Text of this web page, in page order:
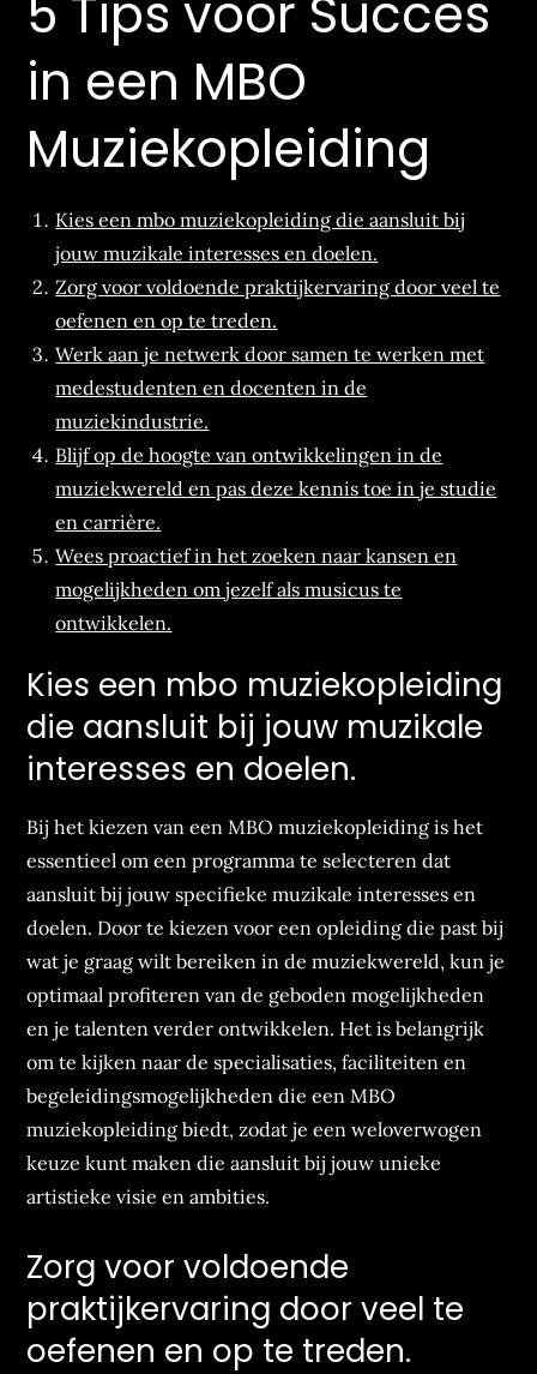
5 Tips voor Succes
in een MBO
Muziekopleiding
Kies een mbo muziekopleiding die aansluit bij
jouw muzikale interesses en doelen.
Zorg voor voldoende praktijkervaring door veel te
oefenen en op te treden.
Werk aan je netwerk door samen te werken met
medestudenten en docenten in de
muziekindustrie.
Blijf op de hoogte van ontwikkelingen in de
muziekwereld en pas deze kennis toe in je studie
en carrière.
Wees proactief in het zoeken naar kansen en
mogelijkheden om jezelf als musicus te
ontwikkelen.
Kies een mbo muziekopleiding
die aansluit bij jouw muzikale
interesses en doelen.
Bij het kiezen van een MBO muziekopleiding is het
essentieel om een programma te selecteren dat
aansluit bij jouw specifieke muzikale interesses en
doelen. Door te kiezen voor een opleiding die past bij
wat je graag wilt bereiken in de muziekwereld, kun je
optimaal profiteren van de geboden mogelijkheden
en je talenten verder ontwikkelen. Het is belangrijk
om te kijken naar de specialisaties, faciliteiten en
begeleidingsmogelijkheden die een MBO
muziekopleiding biedt, zodat je een weloverwogen
keuze kunt maken die aansluit bij jouw unieke
artistieke visie en ambities.
Zorg voor voldoende
praktijkervaring door veel te
oefenen en op te treden.